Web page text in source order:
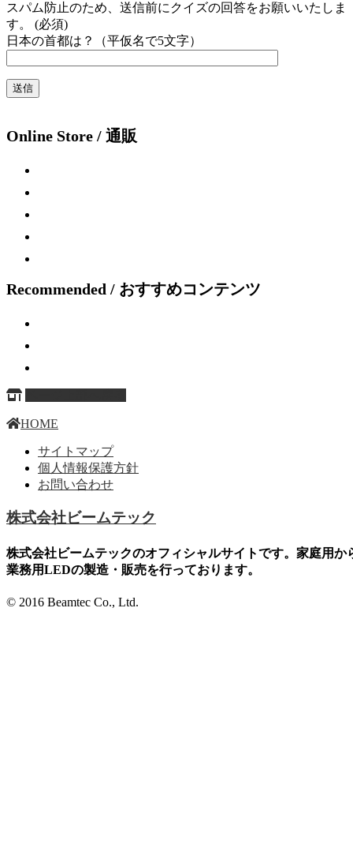
スパム防止のため、送信前にクイズの回答をお願いいたしま
す。 (必須)
日本の首都は？（平仮名で5文字）
Online Store / 通販
Recommended / おすすめコンテンツ
HOME
サイトマップ
個人情報保護方針
お問い合わせ
株式会社ビームテック
株式会社ビームテックのオフィシャルサイトです。家庭用か
業務用LEDの製造・販売を行っております。
© 2016 Beamtec Co., Ltd.